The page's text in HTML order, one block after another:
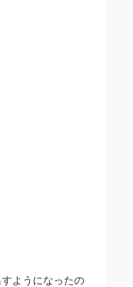
ようになったの